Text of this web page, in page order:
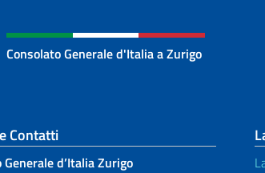
Consolato Generale d'Italia a Zurigo
footer
Contatti
d’Italia Zurigo